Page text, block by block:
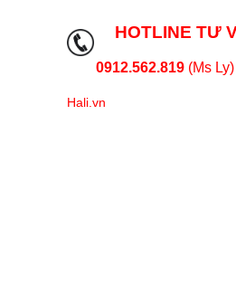
HOTLINE TƯ
0912.562.819 (Ms Ly)
Hali.vn